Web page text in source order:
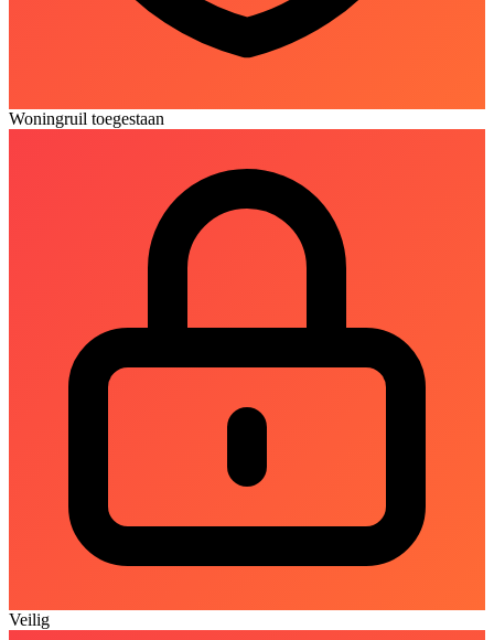
Woningruil toegestaan
Veilig